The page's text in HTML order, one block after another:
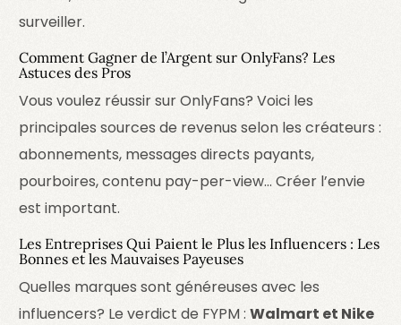
surveiller.
Comment Gagner de l’Argent sur OnlyFans? Les
Astuces des Pros
Vous voulez réussir sur OnlyFans? Voici les
principales sources de revenus selon les créateurs :
abonnements, messages directs payants,
pourboires, contenu pay-per-view… Créer l’envie
est important.
Les Entreprises Qui Paient le Plus les Influencers : Les
Bonnes et les Mauvaises Payeuses
Quelles marques sont généreuses avec les
influencers? Le verdict de FYPM :Walmart et Nike